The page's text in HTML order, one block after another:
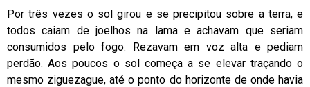
Por três vezes o sol girou e se precipitou sobre a terra, e
todos caiam de joelhos na lama e achavam que seriam
consumidos pelo fogo. Rezavam em voz alta e pediam
perdão. Aos poucos o sol começa a se elevar traçando o
mesmo ziguezague, até o ponto do horizonte de onde havia